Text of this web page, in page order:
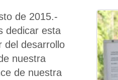
de 2015.-
dedicar esta
del desarrollo
nuestra
de nuestra